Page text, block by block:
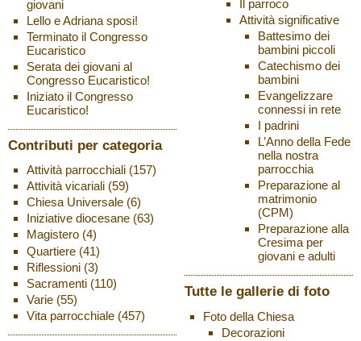
giovani
Lello e Adriana sposi!
Terminato il Congresso
Eucaristico
Serata dei giovani al
Congresso Eucaristico!
Iniziato il Congresso
Eucaristico!
Contributi per categoria
Attività parrocchiali(157)
Attività vicariali(59)
Chiesa Universale(6)
Iniziative diocesane(63)
Magistero(4)
Quartiere(41)
Riflessioni(3)
Sacramenti(110)
Varie(55)
Vita parrocchiale(457)
Il parroco
Attività significative
Battesimo dei
bambini piccoli
Catechismo dei
bambini
Evangelizzare
connessi in rete
I padrini
L’Anno della Fede
nella nostra
parrocchia
Preparazione al
matrimonio
(CPM)
Preparazione alla
Cresima per
giovani e adulti
Tutte le gallerie di foto
Foto della Chiesa
Decorazioni